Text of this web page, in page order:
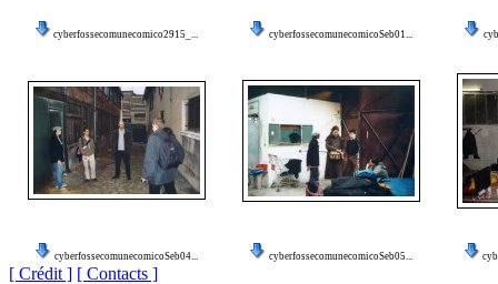
cyberfossecomunecomico2915_... cyberfossecomunecomicoSeb01...
cyberfossecomunecomicoSeb04... cyberfossecomunecomicoSeb05...
[ Crédit ] [ Contacts ]